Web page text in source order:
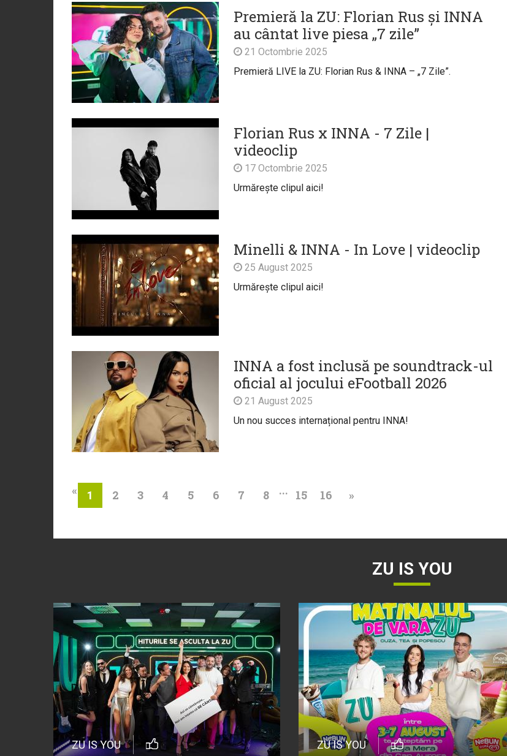
Premieră la ZU: Florian Rus și INNA
au cântat live piesa „7 zile”
21 Octombrie 2025
Premieră LIVE la ZU: Florian Rus & INNA – „7 Zile”.
Florian Rus x INNA - 7 Zile |
videoclip
17 Octombrie 2025
Urmărește clipul aici!
Minelli & INNA - In Love | videoclip
25 August 2025
Urmărește clipul aici!
INNA a fost inclusă pe soundtrack-ul
oficial al jocului eFootball 2026
21 August 2025
Un nou succes internațional pentru INNA!
« 1 2 3 4 5 6 7 8 ... 15 16 »
ZU IS YOU
ZU IS YOU ZU IS YOU